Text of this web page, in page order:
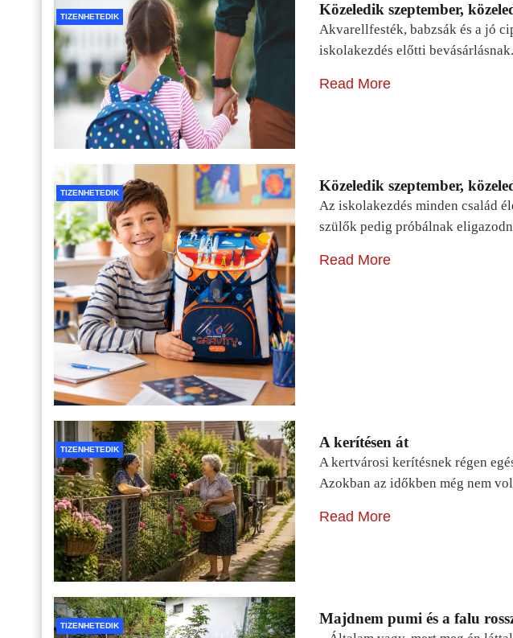
TIZENHETEDIK Közeledik szeptember,
Akvarellfesték, babzsák és a jó
iskolakezdés előtti
Read More
TIZENHETEDIK Közeledik szeptember,
Az iskolakezdés minden család
szülők pedig próbálnak
Read More
TIZENHETEDIK A kerítésen át
A kertvárosi kerítésnek régen
Azokban az időkben még nem
Read More
TIZENHETEDIK Majdnem pumi és a falu